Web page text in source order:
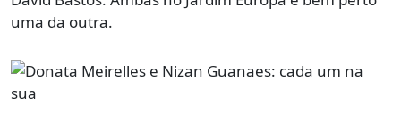
uma da outra.